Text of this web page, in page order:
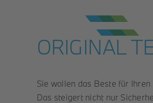
ORIGINAL
Sie wollen das Beste für
Das steigert nicht nur